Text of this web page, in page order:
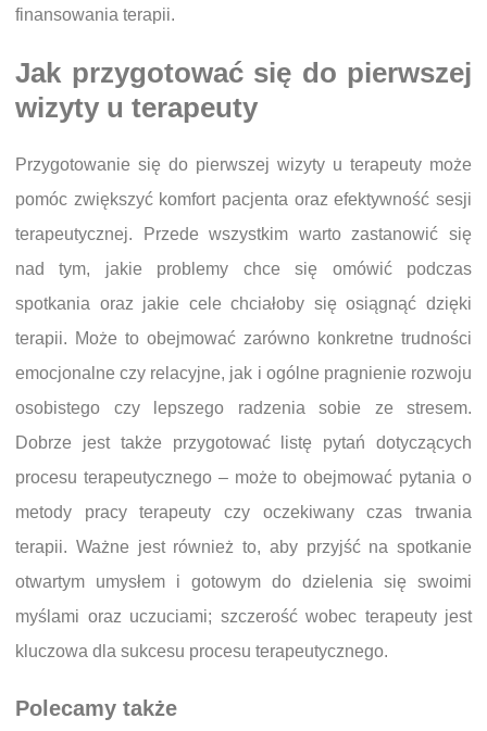
finansowania terapii.
Jak przygotować się do pierwszej
wizyty u terapeuty
Przygotowanie się do pierwszej wizyty u terapeuty może
pomóc zwiększyć komfort pacjenta oraz efektywność sesji
terapeutycznej. Przede wszystkim warto zastanowić się
nad tym, jakie problemy chce się omówić podczas
spotkania oraz jakie cele chciałoby się osiągnąć dzięki
terapii. Może to obejmować zarówno konkretne trudności
emocjonalne czy relacyjne, jak i ogólne pragnienie rozwoju
osobistego czy lepszego radzenia sobie ze stresem.
Dobrze jest także przygotować listę pytań dotyczących
procesu terapeutycznego – może to obejmować pytania o
metody pracy terapeuty czy oczekiwany czas trwania
terapii. Ważne jest również to, aby przyjść na spotkanie
otwartym umysłem i gotowym do dzielenia się swoimi
myślami oraz uczuciami; szczerość wobec terapeuty jest
kluczowa dla sukcesu procesu terapeutycznego.
Polecamy także